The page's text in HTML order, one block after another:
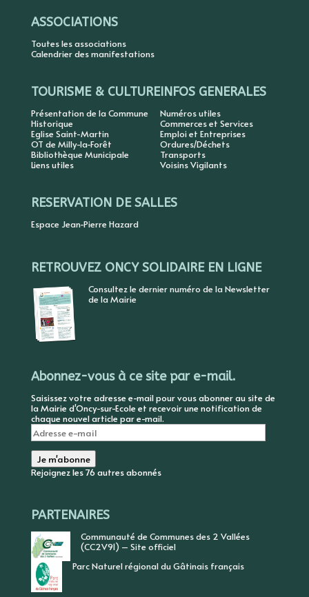
ASSOCIATIONS
Toutes les associations
Calendrier des manifestations
TOURISME & CULTURE
Présentation de la Commune
Historique
Eglise Saint-Martin
OT de Milly-la-Forêt
Bibliothèque Municipale
Liens utiles
INFOS GENERALES
Numéros utiles
Commerces et Services
Emploi et Entreprises
Ordures/Déchets
Transports
Voisins Vigilants
RESERVATION DE SALLES
Espace Jean-Pierre Hazard
RETROUVEZ ONCY SOLIDAIRE EN LIGNE
Consultez le dernier numéro de la Newsletter
de la Mairie
Abonnez-vous à ce site par e-mail.
Saisissez votre adresse e-mail pour vous abonner au site de
la Mairie d'Oncy-sur-Ecole et recevoir une notification de
chaque nouvel article par e-mail.
Adresse
e-
mail
Je m'abonne
Rejoignez les 76 autres abonnés
PARTENAIRES
Communauté de Communes des 2 Vallées
(CC2V91) – Site officiel
Parc Naturel régional du Gâtinais français